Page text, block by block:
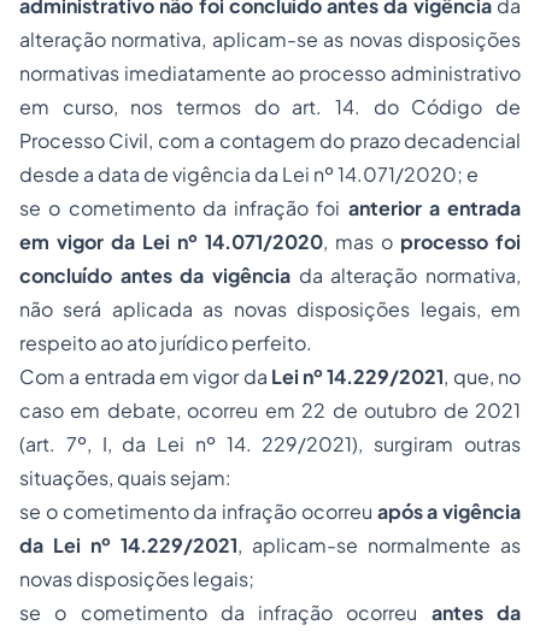
administrativo não foi concluído antes da vigênciada
alteração normativa, aplicam-se as novas disposições
normativas imediatamente ao processo administrativo
em curso, nos termos do art. 14. do Código de
Processo Civil, com a contagem do prazo decadencial
desde a data de vigência da Lei nº 14.071/2020; e
se o cometimento da infração foi anterior a entrada
em vigor da Lei nº 14.071/2020, mas o processo foi
concluído antes da vigência da alteração normativa,
não será aplicada as novas disposições legais, em
respeito ao ato jurídico perfeito.
Com a entrada em vigor da Lei nº 14.229/2021, que, no
caso em debate, ocorreu em 22 de outubro de 2021
(art. 7º, I, da Lei nº 14. 229/2021), surgiram outras
situações, quais sejam:
se o cometimento da infração ocorreu após a vigência
da Lei nº 14.229/2021, aplicam-se normalmente as
novas disposições legais;
se o cometimento da infração ocorreu antes da